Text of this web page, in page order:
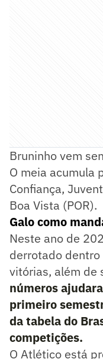
Bruninho vem
O meia acumula
Confiança,
Boa Vista (POR).
Galo como
Neste ano de
derrotado dentro
vitórias, além de
números
primeiro
da tabela do
competições.
O Atlético está